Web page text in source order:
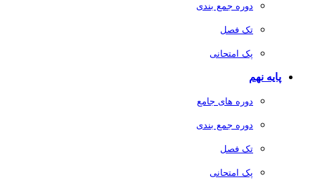
دوره جمع بندی
تک فصل
پک امتحانی
پایه نهم
دوره های جامع
دوره جمع بندی
تک فصل
پک امتحانی